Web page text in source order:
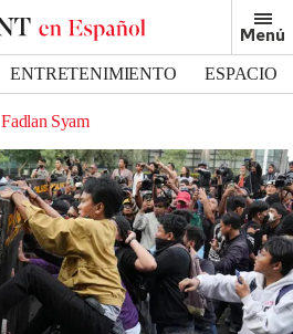
Menú
ENTRETENIMIENTO
ESPACIO
Fadlan Syam